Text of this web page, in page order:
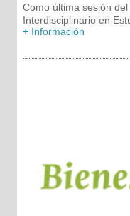
Como última sesión
Interdisciplinario en
+ Información